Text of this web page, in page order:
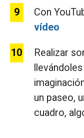
Con
vídeo
Realizar
un paseo,
cuadro,